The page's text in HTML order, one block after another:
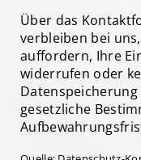
Über das
verbleiben bei
auffordern, Ihre
widerrufen oder
gesetzliche